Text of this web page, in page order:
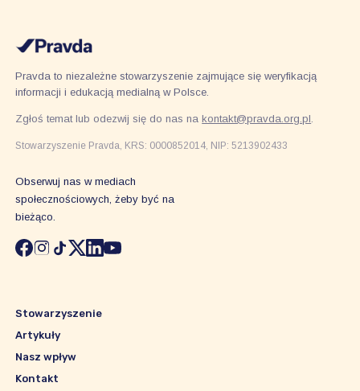
Pravda to niezależne stowarzyszenie zajmujące się weryfikacją
informacji i edukacją medialną w Polsce.
Zgłoś temat lub odezwij się do nas nakontakt@pravda.org.pl
Stowarzyszenie Pravda, KRS: 0000852014, NIP: 5213902433
Obserwuj nas w mediach
społecznościowych, żeby być na
bieżąco.
Stowarzyszenie
Artykuły
Nasz wpływ
Kontakt